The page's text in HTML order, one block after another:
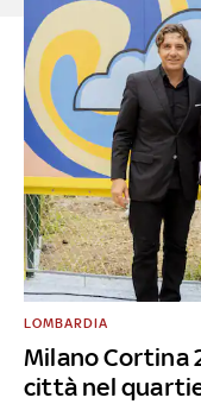
Milano Cortina
città nel
LOMBARDIA